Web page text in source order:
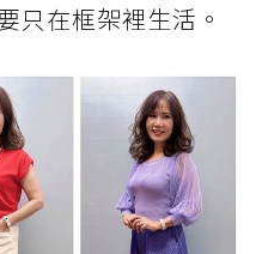
只在框架裡生活。